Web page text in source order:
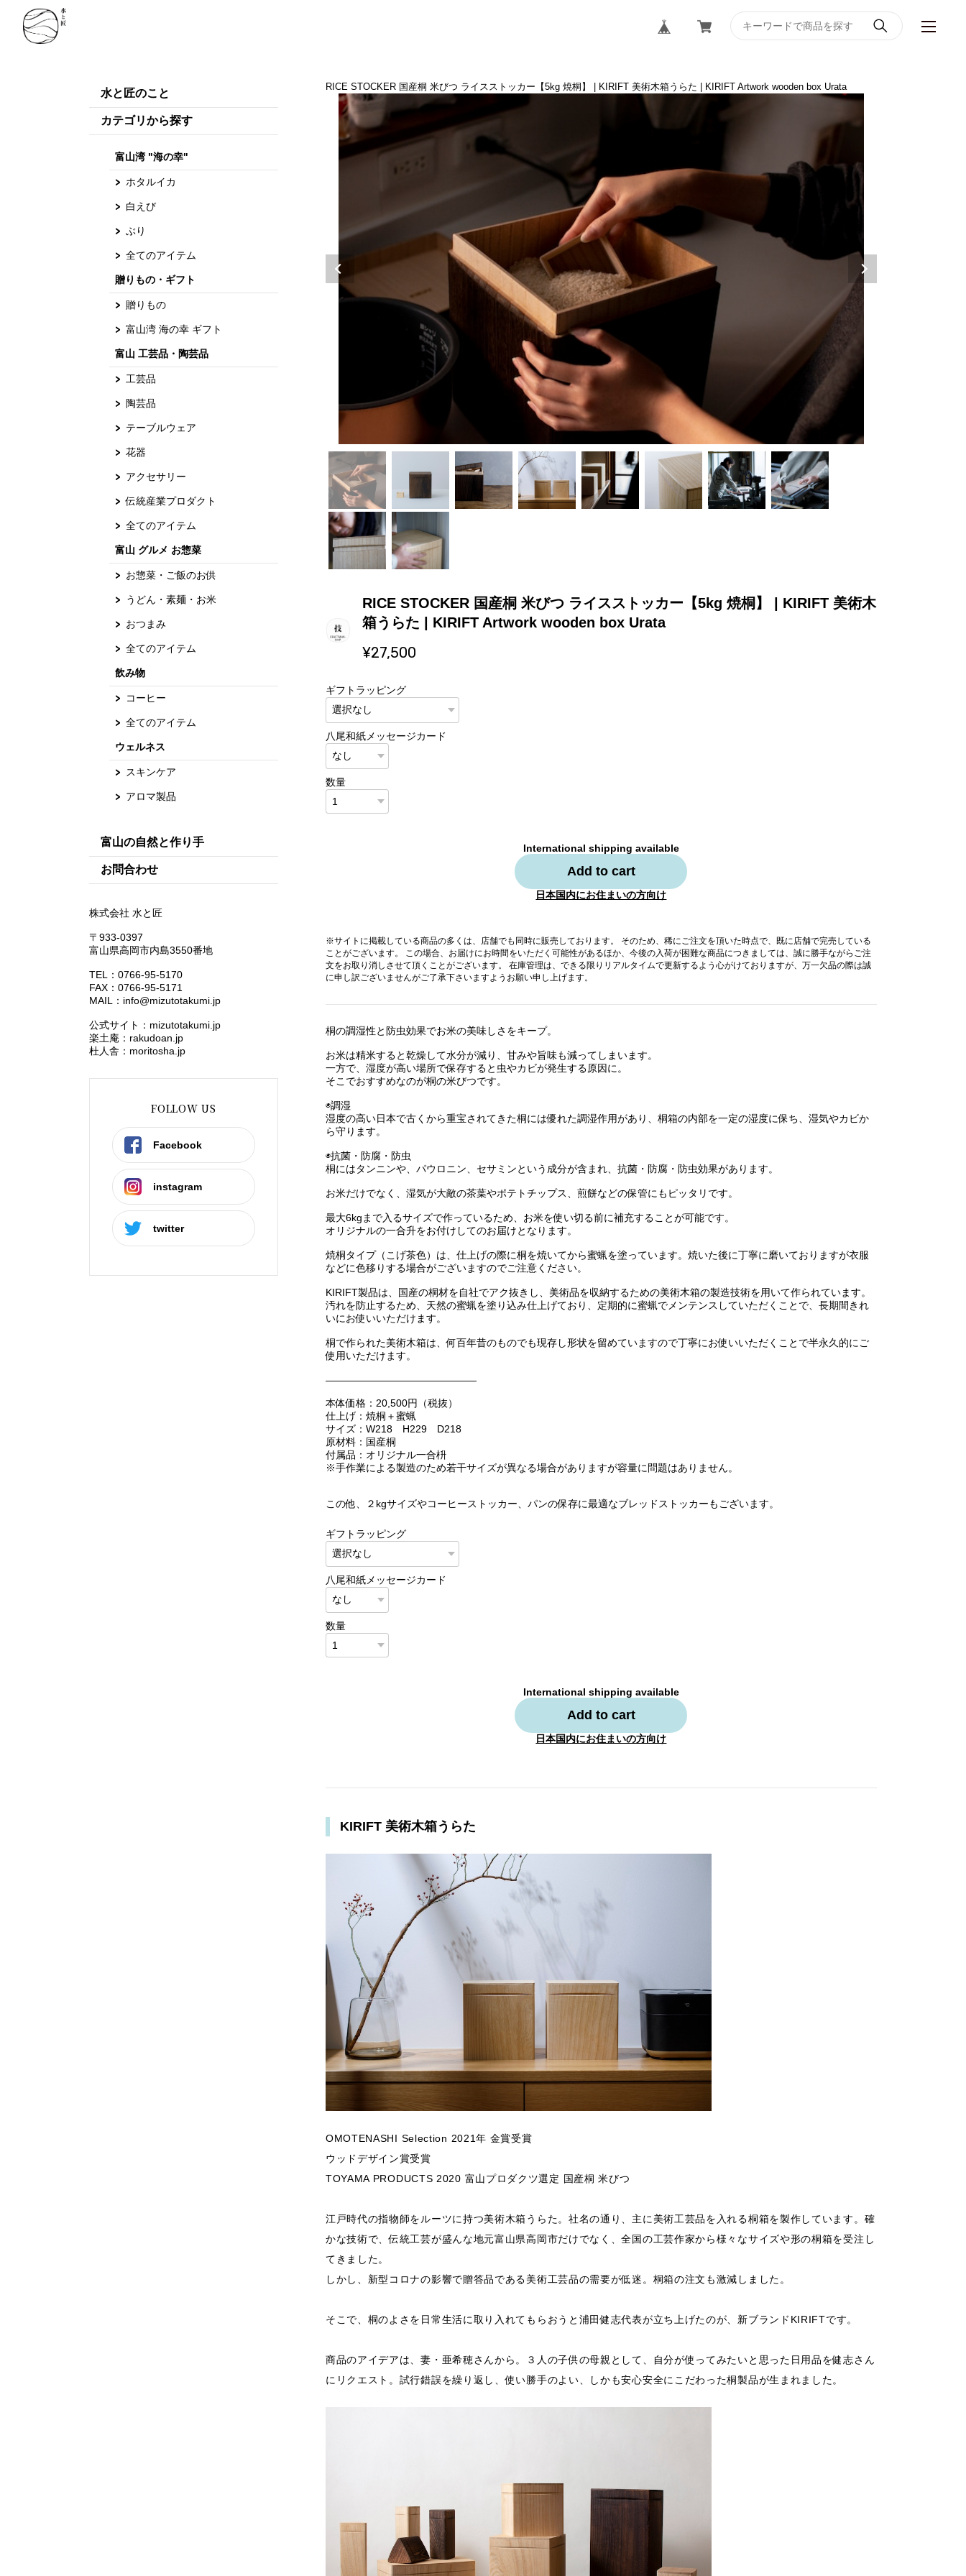
水と匠のこと
カテゴリから探す
富山湾 "海の幸"
ホタルイカ
白えび
ぶり
全てのアイテム
贈りもの・ギフト
贈りもの
富山湾 海の幸 ギフト
富山 工芸品・陶芸品
工芸品
陶芸品
テーブルウェア
花器
アクセサリー
伝統産業プロダクト
全てのアイテム
富山 グルメ お惣菜
お惣菜・ご飯のお供
うどん・素麺・お米
おつまみ
全てのアイテム
飲み物
コーヒー
全てのアイテム
ウェルネス
スキンケア
アロマ製品
富山の自然と作り手
お問合わせ
株式会社 水と匠
〒933-0397
富山県高岡市内島3550番地
TEL：0766-95-5170
FAX：0766-95-5171
MAIL： info@mizutotakumi.jp
公式サイト：mizutotakumi.jp
楽土庵：rakudoan.jp
杜人舎：moritosha.jp
FOLLOW US
Facebook
instagram
twitter
RICE STOCKER 国産桐 米びつ ライスストッカー【5kg 焼桐】 | KIRIFT 美術木箱うらた | KIRIFT Artwork wooden box Urata
RICE STOCKER 国産桐 米びつ ライスストッカー【5kg 焼桐】 | KIRIFT 美術木
箱うらた | KIRIFT Artwork wooden box Urata
¥27,500
ギフトラッピング
八尾和紙メッセージカード
数量
International shipping available
Add to cart
日本国内にお住まいの方向け
※サイトに掲載している商品の多くは、店舗でも同時に販売しております。 そのため、稀にご注文を頂いた時点で、既に店舗で完売している
ことがございます。 この場合、お届けにお時間をいただく可能性があるほか、今後の入荷が困難な商品につきましては、誠に勝手ながらご注
文をお取り消しさせて頂くことがございます。 在庫管理は、できる限りリアルタイムで更新するよう心がけておりますが、万一欠品の際は誠
に申し訳ございませんがご了承下さいますようお願い申し上げます。
桐の調湿性と防虫効果でお米の美味しさをキープ。
お米は精米すると乾燥して水分が減り、甘みや旨味も減ってしまいます。
一方で、湿度が高い場所で保存すると虫やカビが発生する原因に。
そこでおすすめなのが桐の米びつです。
◉調湿
湿度の高い日本で古くから重宝されてきた桐には優れた調湿作用があり、桐箱の内部を一定の湿度に保ち、湿気やカビか
ら守ります。
◉抗菌・防腐・防虫
桐にはタンニンや、パウロニン、セサミンという成分が含まれ、抗菌・防腐・防虫効果があります。
お米だけでなく、湿気が大敵の茶葉やポテトチップス、煎餅などの保管にもピッタリです。
最大6kgまで入るサイズで作っているため、お米を使い切る前に補充することが可能です。
オリジナルの一合升をお付けしてのお届けとなります。
焼桐タイプ（こげ茶色）は、仕上げの際に桐を焼いてから蜜蝋を塗っています。焼いた後に丁寧に磨いておりますが衣服
などに色移りする場合がございますのでご注意ください。
KIRIFT製品は、国産の桐材を自社でアク抜きし、美術品を収納するための美術木箱の製造技術を用いて作られています。
汚れを防止するため、天然の蜜蝋を塗り込み仕上げており、定期的に蜜蝋でメンテンスしていただくことで、長期間きれ
いにお使いいただけます。
桐で作られた美術木箱は、何百年昔のものでも現存し形状を留めていますので丁寧にお使いいただくことで半永久的にご
使用いただけます。
———————————————
本体価格：20,500円（税抜）
仕上げ：焼桐＋蜜蝋
サイズ：W218 H229 D218
原材料：国産桐
付属品：オリジナル一合枡
※手作業による製造のため若干サイズが異なる場合がありますが容量に問題はありません。
この他、２kgサイズやコーヒーストッカー、パンの保存に最適なブレッドストッカーもございます。
ギフトラッピング
八尾和紙メッセージカード
数量
International shipping available
Add to cart
日本国内にお住まいの方向け
KIRIFT 美術木箱うらた
OMOTENASHI Selection 2021年 金賞受賞
ウッドデザイン賞受賞
TOYAMA PRODUCTS 2020 富山プロダクツ選定 国産桐 米びつ
江戸時代の指物師をルーツに持つ美術木箱うらた。社名の通り、主に美術工芸品を入れる桐箱を製作しています。確
かな技術で、伝統工芸が盛んな地元富山県高岡市だけでなく、全国の工芸作家から様々なサイズや形の桐箱を受注し
てきました。
しかし、新型コロナの影響で贈答品である美術工芸品の需要が低迷。桐箱の注文も激減しました。
そこで、桐のよさを日常生活に取り入れてもらおうと浦田健志代表が立ち上げたのが、新ブランドKIRIFTです。
商品のアイデアは、妻・亜希穂さんから。３人の子供の母親として、自分が使ってみたいと思った日用品を健志さん
にリクエスト。試行錯誤を繰り返し、使い勝手のよい、しかも安心安全にこだわった桐製品が生まれました。